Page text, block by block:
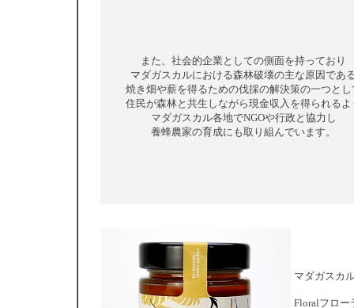
また、社会的企業としての側面を持っており
マダガスカルにおける森林破壊の主な原因であ
焼き畑や薪を得るための伐採の解決策の一つとし
住民が森林と共生しながら現金収入を得られるよ
マダガスカル各地でNGOや行政と協力し
養蜂農家の育成にも取り組んでいます。
マダガス
Floralフロ